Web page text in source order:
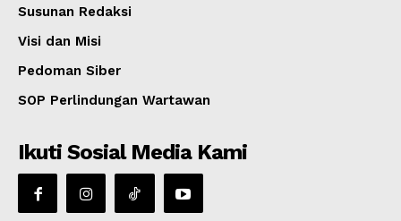
Susunan Redaksi
Visi dan Misi
Pedoman Siber
SOP Perlindungan Wartawan
Ikuti Sosial Media Kami